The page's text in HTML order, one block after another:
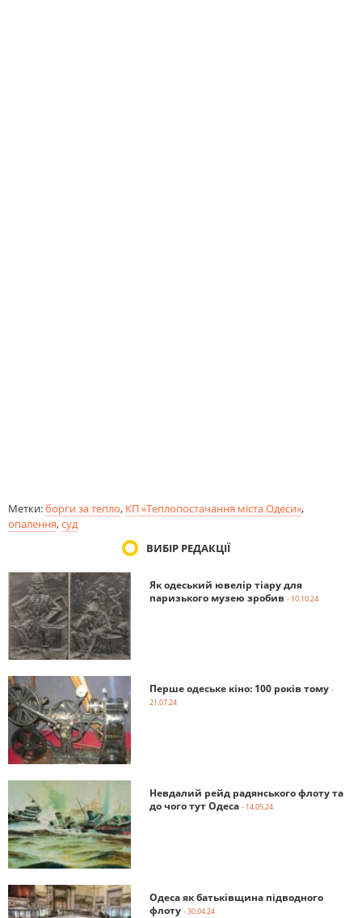
Метки:борги за тепло, КП «Теплопостачання міста Одеси»,
опалення,суд
ВИБІР РЕДАКЦІЇ
Як одеський ювелір тіару для
паризького музею зробив - 10.10.24
Перше одеське кіно: 100 років тому -
21.07.24
Невдалий рейд радянського флоту та
до чого тут Одеса - 14.05.24
Одеса як батьківщина підводного
флоту - 30.04.24